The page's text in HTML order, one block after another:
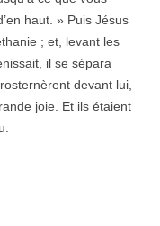
haut. » Puis Jésus
; et, levant les
il se sépara
devant lui,
joie. Et ils étaient